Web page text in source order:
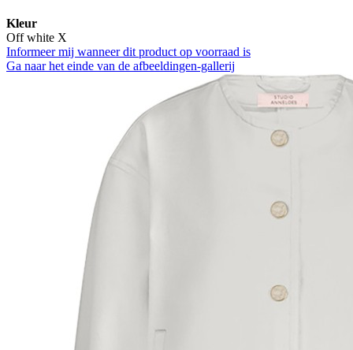
Kleur
Off white X
Informeer mij wanneer dit product op voorraad is
Ga naar het einde van de afbeeldingen-gallerij